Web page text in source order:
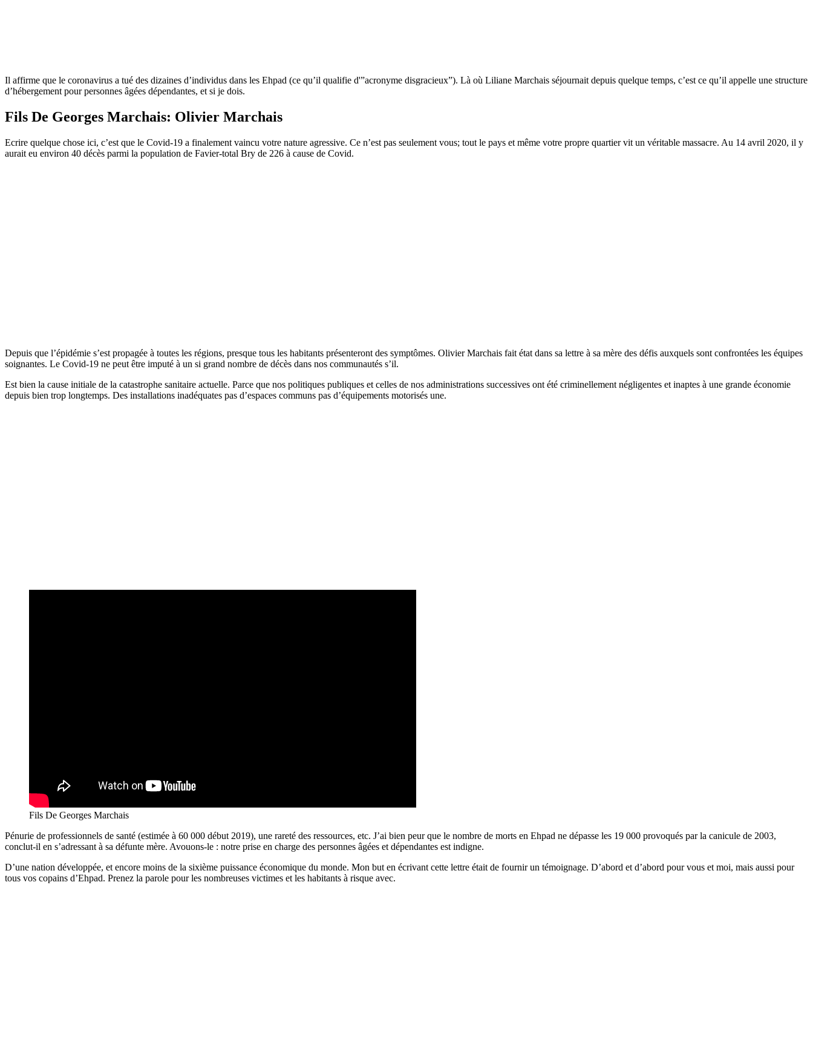
Il affirme que le coronavirus a tué des dizaines d’individus dans les Ehpad (ce qu’il qualifie d'”acronyme disgracieux”). Là où Liliane Marchais séjournait depuis quelque temps, c’est ce qu’il appelle une structure
d’hébergement pour personnes âgées dépendantes, et si je dois.
Fils De Georges Marchais: Olivier Marchais
Ecrire quelque chose ici, c’est que le Covid-19 a finalement vaincu votre nature agressive. Ce n’est pas seulement vous; tout le pays et même votre propre quartier vit un véritable massacre. Au 14 avril 2020, il y
aurait eu environ 40 décès parmi la population de Favier-total Bry de 226 à cause de Covid.
Depuis que l’épidémie s’est propagée à toutes les régions, presque tous les habitants présenteront des symptômes. Olivier Marchais fait état dans sa lettre à sa mère des défis auxquels sont confrontées les équipes
soignantes. Le Covid-19 ne peut être imputé à un si grand nombre de décès dans nos communautés s’il.
Est bien la cause initiale de la catastrophe sanitaire actuelle. Parce que nos politiques publiques et celles de nos administrations successives ont été criminellement négligentes et inaptes à une grande économie
depuis bien trop longtemps. Des installations inadéquates pas d’espaces communs pas d’équipements motorisés une.
Fils De Georges Marchais
Pénurie de professionnels de santé (estimée à 60 000 début 2019), une rareté des ressources, etc. J’ai bien peur que le nombre de morts en Ehpad ne dépasse les 19 000 provoqués par la canicule de 2003,
conclut-il en s’adressant à sa défunte mère. Avouons-le : notre prise en charge des personnes âgées et dépendantes est indigne.
D’une nation développée, et encore moins de la sixième puissance économique du monde. Mon but en écrivant cette lettre était de fournir un témoignage. D’abord et d’abord pour vous et moi, mais aussi pour
tous vos copains d’Ehpad. Prenez la parole pour les nombreuses victimes et les habitants à risque avec.